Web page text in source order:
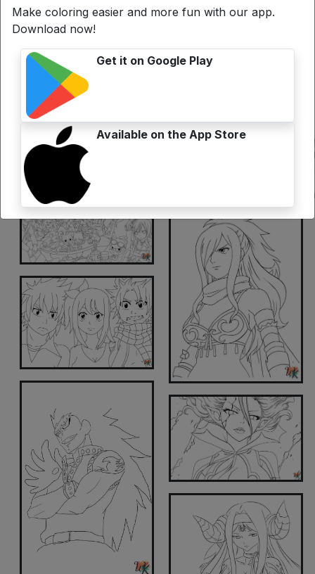
Make coloring easier and more fun with our app.
Download now!
Get it on Google Play
Available on the App Store